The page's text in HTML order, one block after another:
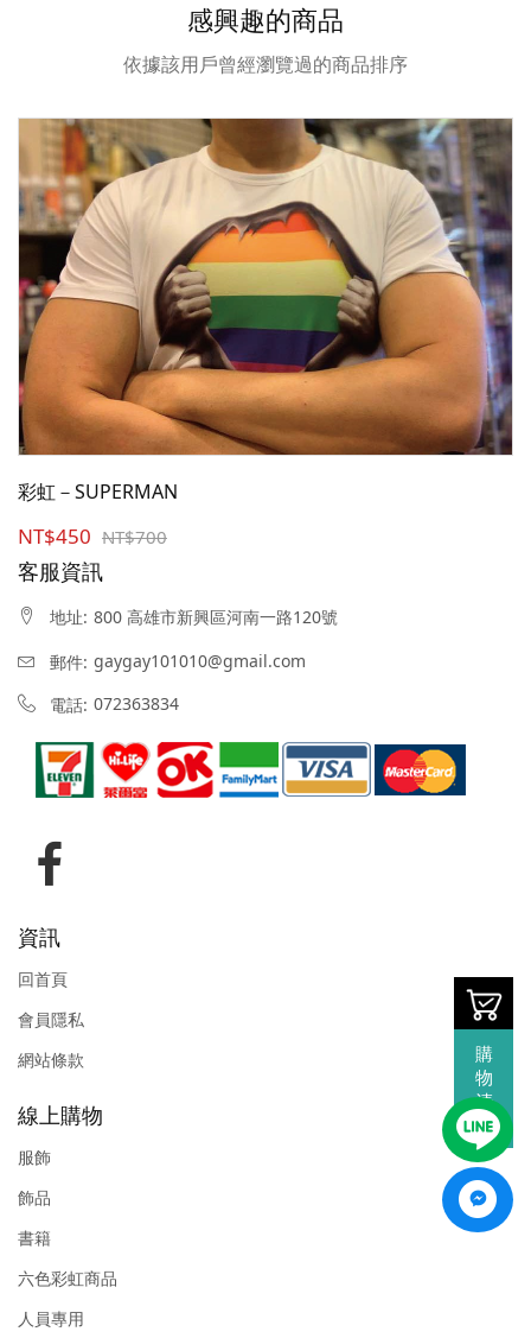
感興趣的商品
依據該用戶曾經瀏覽過的商品排序
彩虹－SUPERMAN
NT$450 NT$700
客服資訊
地址: 800 高雄市新興區河南一路120號
郵件: gaygay101010@gmail.com
電話: 072363834
資訊
回首頁
會員隱私
網站條款
線上購物
服飾
飾品
書籍
六色彩虹商品
人員專用
購
物
清
單